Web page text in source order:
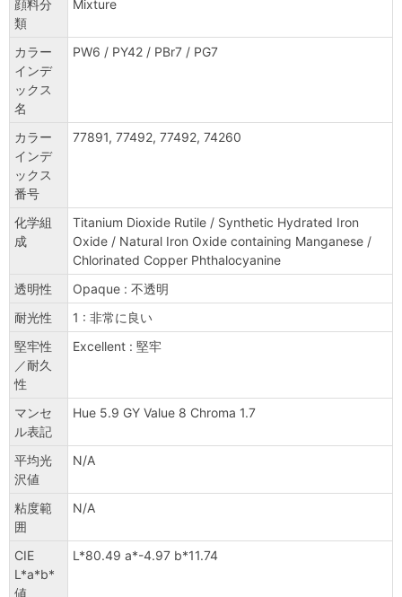
顔料分
類
Mixture
カラー
インデ
ックス
名
PW6 / PY42 / PBr7 / PG7
カラー
インデ
ックス
番号
77891, 77492, 77492, 74260
化学組
成
Titanium Dioxide Rutile / Synthetic Hydrated Iron
Oxide / Natural Iron Oxide containing Manganese /
Chlorinated Copper Phthalocyanine
透明性
Opaque : 不透明
耐光性
1 : 非常に良い
堅牢性
／耐久
性
Excellent : 堅牢
マンセ
ル表記
Hue 5.9 GY Value 8 Chroma 1.7
平均光
沢値
N/A
粘度範
囲
N/A
CIE
L*a*b*
値
L*80.49 a*-4.97 b*11.74